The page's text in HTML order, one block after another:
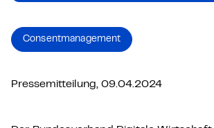
Consent­management
Pressemitteilung, 09.04.2024